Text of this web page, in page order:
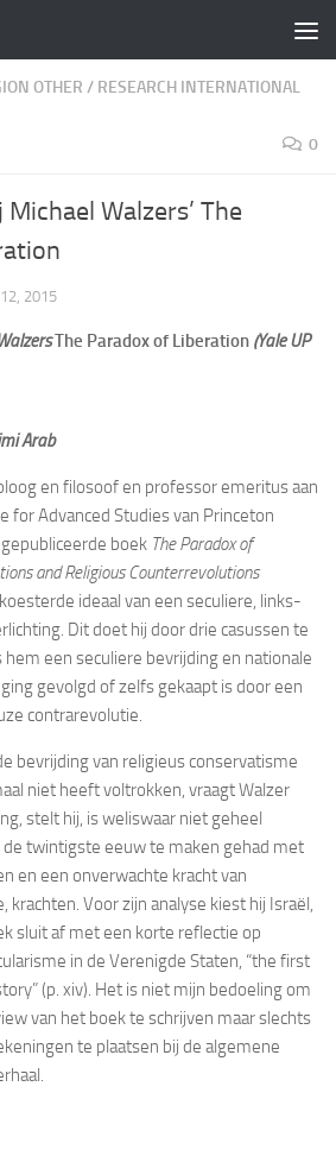
OTHER / RESEARCH INTERNATIONAL
0
Walzers’ The
2015
The Paradox of Liberation (Yale UP
Arab
en filosoof en professor emeritus aan
for Advanced Studies van Princeton
boek The Paradox of
and Religious Counterrevolutions
ideaal van een seculiere, links-
Dit doet hij door drie casussen te
een seculiere bevrijding en nationale
gevolgd of zelfs gekaapt is door een
contrarevolutie.
bevrijding van religieus conservatisme
niet heeft voltrokken, vraagt Walzer
stelt hij, is weliswaar niet geheel
twintigste eeuw te maken gehad met
en een onverwachte kracht van
krachten. Voor zijn analyse kiest hij Israël,
sluit af met een korte reflectie op
in de Verenigde Staten, “the first
(p. xiv). Het is niet mijn bedoeling om
van het boek te schrijven maar slechts
te plaatsen bij de algemene